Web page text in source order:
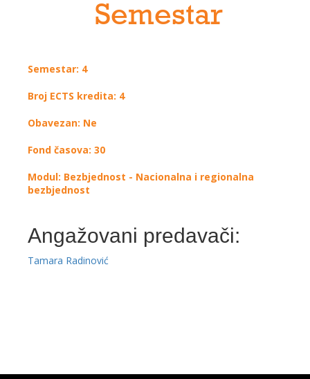
Semestar
Semestar: 4
Broj ECTS kredita: 4
Obavezan: Ne
Fond časova: 30
Modul: Bezbjednost - Nacionalna i regionalna
bezbjednost
Angažovani predavači:
Tamara Radinović